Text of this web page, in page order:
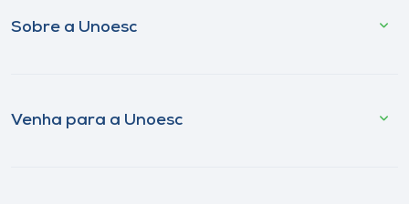
Sobre a Unoesc
Venha para a Unoesc